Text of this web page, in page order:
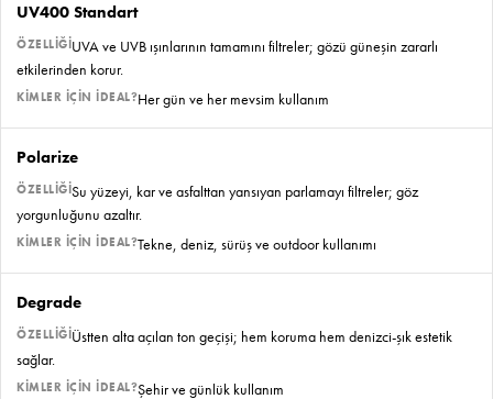
UV400 Standart
UVA ve UVB ışınlarının tamamını filtreler; gözü güneşin zararlı
etkilerinden korur.
Her gün ve her mevsim kullanım
Polarize
Su yüzeyi, kar ve asfalttan yansıyan parlamayı filtreler; göz
yorgunluğunu azaltır.
Tekne, deniz, sürüş ve outdoor kullanımı
Degrade
Üstten alta açılan ton geçişi; hem koruma hem denizci-şık estetik
sağlar.
Şehir ve günlük kullanım